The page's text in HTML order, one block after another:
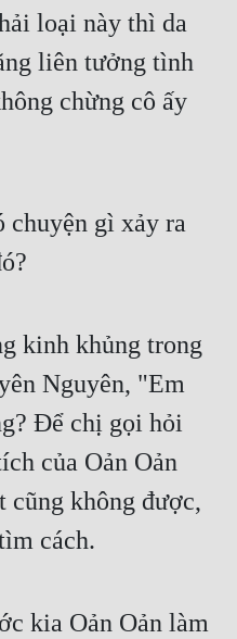
loại này thì da
liên tưởng tình
chừng cô ấy
gì xảy ra
kinh khủng trong
Nguyên, "Em
Để chị gọi hỏi
của Oản Oản
cũng không được,
cách.
kia Oản Oản làm